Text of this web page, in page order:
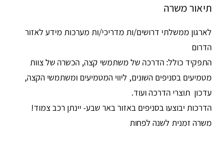
תיאור משרה
לארגון ממשלתי דרושים/ות מדריכי/ות מערכות מידע לאזור
הדרום
התפקיד כולל: הדרכה של משתמשי קצה, הכשרה של צוות
מטמיעים בסניפים השונים, ליווי המטמיעים ומשתמשי הקצה,
עדכון תוצרי הדרכה ועוד.
הדרכות יבוצעו בסניפים באזור באר שבע- יינתן רכב צמוד!
משרה זמנית לשנה לפחות